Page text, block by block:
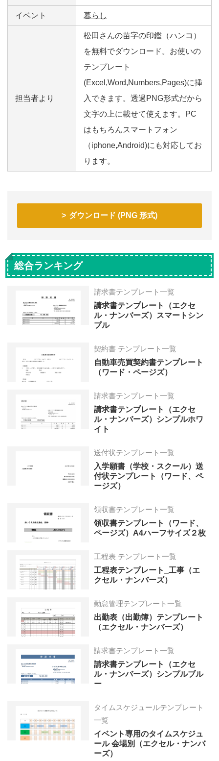
イベント 暮らし
担当者より
松田さんの苗字の印鑑（ハンコ）
を無料でダウンロード。お使いの
テンプレート
(Excel,Word,Numbers,Pages)に挿
入できます。透過PNG形式だから
文字の上に載せて使えます。PC
はもちろんスマートフォン
（iphone,Android)にも対応してお
ります。
ダウンロード (PNG 形式)
総合ランキング
請求書テンプレート一覧
請求書テンプレート（エクセ
ル・ナンバーズ）スマートシン
プル
契約書 テンプレート一覧
自動車売買契約書テンプレート
（ワード・ページズ）
請求書テンプレート一覧
請求書テンプレート（エクセ
ル・ナンバーズ）シンプルホワ
イト
送付状テンプレート一覧
入学願書（学校・スクール）送
付状テンプレート（ワード、ペ
ージズ）
領収書テンプレート一覧
領収書テンプレート（ワード、
ページズ）A4ハーフサイズ２枚
工程表 テンプレート一覧
工程表テンプレート_工事（エ
クセル・ナンバーズ）
勤怠管理テンプレート一覧
出勤表（出勤簿）テンプレート
（エクセル・ナンバーズ）
請求書テンプレート一覧
請求書テンプレート（エクセ
ル・ナンバーズ）シンプルブル
ー
タイムスケジュールテンプレート
一覧
イベント専用のタイムスケジュ
ール 会場別（エクセル・ナンバ
ーズ）